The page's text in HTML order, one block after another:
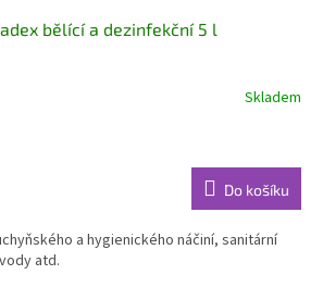
bělící a dezinfekční 5 l
Skladem
Do košíku
a hygienického náčiní, sanitární
atd.